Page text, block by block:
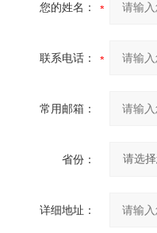
您的姓名：
联系电话：
常用邮箱：
省份：
详细地址：